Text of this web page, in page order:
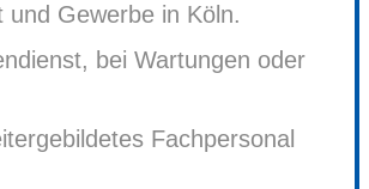
Gewerbe in Köln.
bei Wartungen oder
Fachpersonal